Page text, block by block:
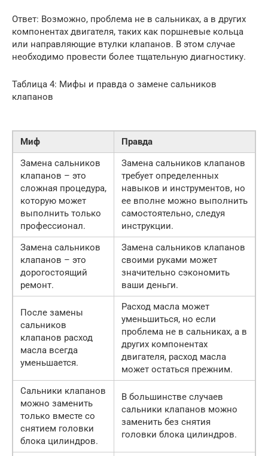
Ответ: Возможно, проблема не в сальниках, а в других
компонентах двигателя, таких как поршневые кольца
или направляющие втулки клапанов. В этом случае
необходимо провести более тщательную диагностику.
Таблица 4: Мифы и правда о замене сальников
клапанов
Миф
Правда
Замена сальников
клапанов – это
сложная процедура,
которую может
выполнить только
профессионал.
Замена сальников клапанов
требует определенных
навыков и инструментов, но
ее вполне можно выполнить
самостоятельно, следуя
инструкции.
Замена сальников
клапанов – это
дорогостоящий
ремонт.
Замена сальников клапанов
своими руками может
значительно сэкономить
ваши деньги.
После замены
сальников
клапанов расход
масла всегда
уменьшается.
Расход масла может
уменьшиться, но если
проблема не в сальниках, а в
других компонентах
двигателя, расход масла
может остаться прежним.
Сальники клапанов
можно заменить
только вместе со
снятием головки
блока цилиндров.
В большинстве случаев
сальники клапанов можно
заменить без снятия
головки блока цилиндров.